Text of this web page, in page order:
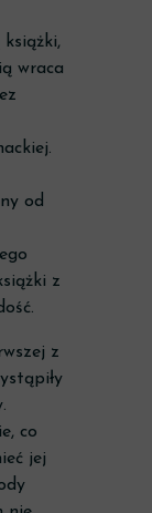
wraca
od
z
z
co
jej